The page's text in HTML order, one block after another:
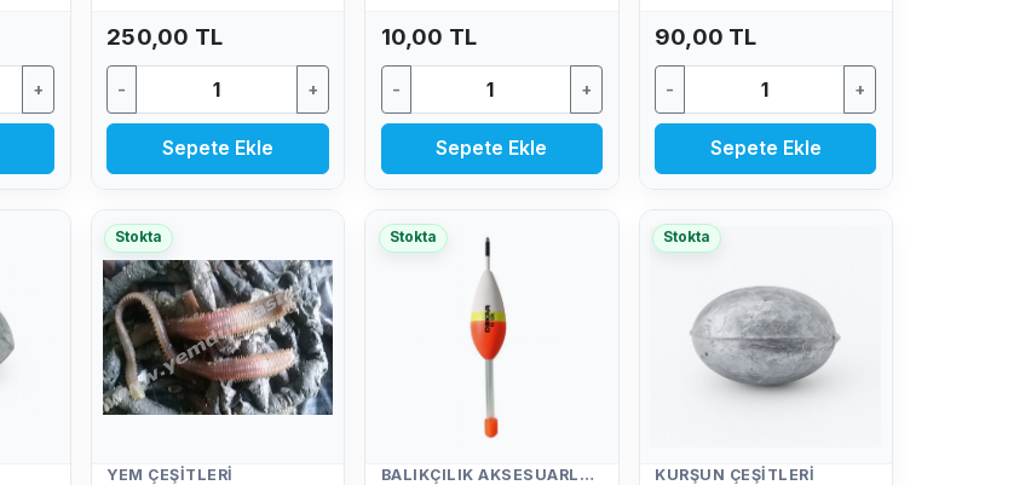
+
250,00 TL
- +
Sepete Ekle
10,00 TL
- +
Sepete Ekle
90,00 TL
- +
Sepete Ekle
Stokta
YEM ÇEŞITLERI
Stokta
BALIKÇILIK AKSESUARLARI
Stokta
KURŞUN ÇEŞITLERI